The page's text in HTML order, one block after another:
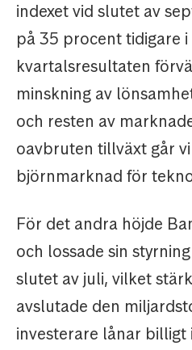
indexet vid slutet av
på 35 procent tidigare i
kvartalsresultaten
minskning av
och resten av
oavbruten tillväxt går
björnmarknad för
För det andra höjde
och lossade sin
slutet av juli, vilket
avslutade den
investerare lånar billigt